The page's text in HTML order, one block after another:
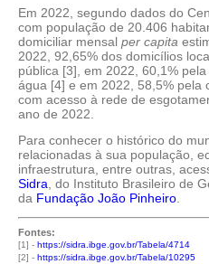
Em 2022, segundo dados do
com população de 20.406
domiciliar mensal per capita
2022, 92,65% dos domicílios
pública [3], em 2022, 60,1%
água [4] e em 2022, 58,5% pela
com acesso à rede de
ano de 2022.
Para conhecer o histórico do
relacionadas à sua população,
infraestrutura, entre outras,
Sidra , do Instituto Brasileiro de
da Fundação João Pinheiro
Fontes:
[1] - https://sidra.ibge.gov.br/Tabela/4714
[2] - https://sidra.ibge.gov.br/Tabela/10295